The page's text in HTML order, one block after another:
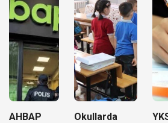
AHBAP
Okullarda